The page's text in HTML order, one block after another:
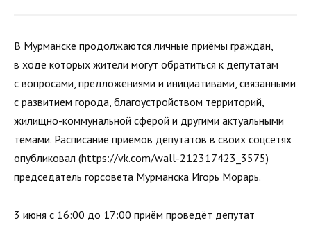
В Мурманске продолжаются личные приёмы граждан,
в ходе которых жители могут обратиться к депутатам
с вопросами, предложениями и инициативами, связанными
с развитием города, благоустройством территорий,
жилищно-коммунальной сферой и другими актуальными
темами. Расписание приёмов депутатов в своих соцсетях
опубликовал (https://vk.com/wall-212317423_3575)
председатель горсовета Мурманска Игорь Морарь.
3 июня с 16:00 до 17:00 приём проведёт депутат